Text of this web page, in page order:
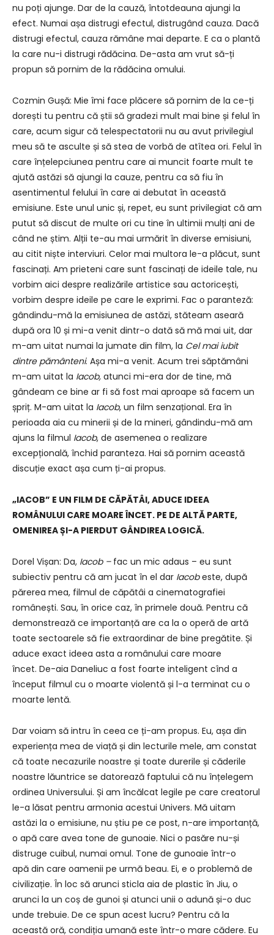
nu poți ajunge. Dar de la cauză, întotdeauna ajungi la
efect. Numai așa distrugi efectul, distrugând cauza. Dacă
distrugi efectul, cauza rămâne mai departe. E ca o plantă
la care nu-i distrugi rădăcina. De-asta am vrut să-ți
propun să pornim de la rădăcina omului.
Cozmin Gușă: Mie îmi face plăcere să pornim de la ce-ți
dorești tu pentru că știi să gradezi mult mai bine și felul în
care, acum sigur că telespectatorii nu au avut privilegiul
meu să te asculte și să stea de vorbă de atîtea ori. Felul în
care înțelepciunea pentru care ai muncit foarte mult te
ajută astăzi să ajungi la cauze, pentru ca să fiu în
asentimentul felului în care ai debutat în această
emisiune. Este unul unic și, repet, eu sunt privilegiat că am
putut să discut de multe ori cu tine în ultimii mulți ani de
când ne știm. Alții te-au mai urmărit în diverse emisiuni,
au citit niște interviuri. Celor mai multora le-a plăcut, sunt
fascinați. Am prieteni care sunt fascinați de ideile tale, nu
vorbim aici despre realizările artistice sau actoricești,
vorbim despre ideile pe care le exprimi. Fac o paranteză:
gândindu-mă la emisiunea de astăzi, stăteam aseară
după ora 10 și mi-a venit dintr-o dată să mă mai uit, dar
m-am uitat numai la jumate din film, la Cel mai iubit
dintre pământeni. Așa mi-a venit. Acum trei săptămâni
m-am uitat la Iacob, atunci mi-era dor de tine, mă
gândeam ce bine ar fi să fost mai aproape să facem un
șpriț. M-am uitat la Iacob, un film senzațional. Era în
perioada aia cu minerii și de la mineri, gândindu-mă am
ajuns la filmul Iacob, de asemenea o realizare
excepțională, închid paranteza. Hai să pornim această
discuție exact așa cum ți-ai propus.
„IACOB” E UN FILM DE CĂPĂTÂI, ADUCE IDEEA
ROMÂNULUI CARE MOARE ÎNCET. PE DE ALTĂ PARTE,
OMENIREA ȘI-A PIERDUT GÂNDIREA LOGICĂ.
Dorel Vișan: Da, Iacob – fac un mic adaus – eu sunt
subiectiv pentru că am jucat în el dar Iacobeste, după
părerea mea, filmul de căpătâi a cinematografiei
românești. Sau, în orice caz, în primele două. Pentru că
demonstrează ce importanță are ca la o operă de artă
toate sectoarele să fie extraordinar de bine pregătite. Și
aduce exact ideea asta a românului care moare
încet. De-aia Daneliuc a fost foarte inteligent cînd a
început filmul cu o moarte violentă și l-a terminat cu o
moarte lentă.
Dar voiam să intru în ceea ce ți-am propus. Eu, așa din
experiența mea de viață și din lecturile mele, am constat
că toate necazurile noastre și toate durerile și căderile
noastre lăuntrice se datorează faptului că nu înțelegem
ordinea Universului. Și am încălcat legile pe care creatorul
le-a lăsat pentru armonia acestui Univers. Mă uitam
astăzi la o emisiune, nu știu pe ce post, n-are importanță,
o apă care avea tone de gunoaie. Nici o pasăre nu-și
distruge cuibul, numai omul. Tone de gunoaie într-o
apă din care oamenii pe urmă beau. Ei, e o problemă de
civilizație. În loc să arunci sticla aia de plastic în Jiu, o
arunci la un coș de gunoi și atunci unii o adună și-o duc
unde trebuie. De ce spun acest lucru? Pentru că la
această oră, condiția umană este într-o mare cădere. Eu